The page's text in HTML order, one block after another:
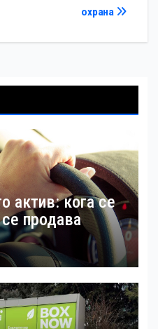
охрана
актив: кога се
продава